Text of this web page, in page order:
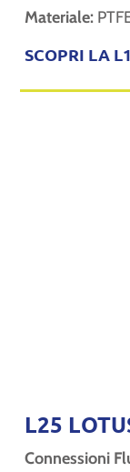
Materiale:
SCOPRI LA
L25
Connessioni